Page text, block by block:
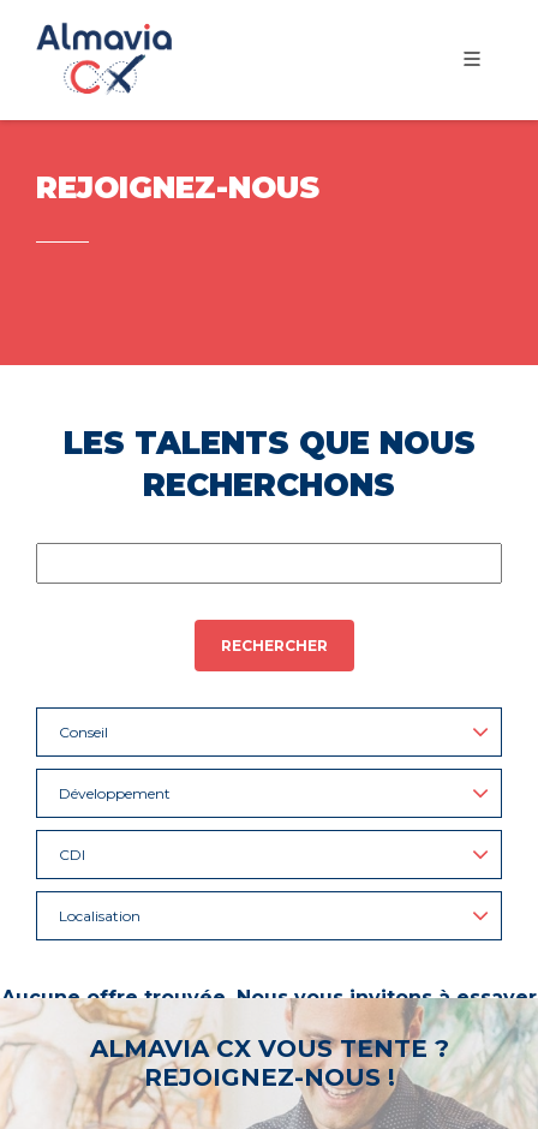
REJOIGNEZ-NOUS
LES TALENTS QUE NOUS
RECHERCHONS
RECHERCHER
Conseil
Développement
CDI
Localisation
Aucune offre trouvée. Nous vous invitons à essayer
d’autres mots-clés ou à sélectionner un « métier ».
ALMAVIA CX VOUS TENTE ?
REJOIGNEZ-NOUS !